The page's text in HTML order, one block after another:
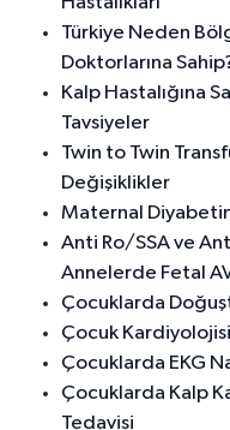
Türkiye Neden
Doktorlarına
Kalp Hastalığına
Tavsiyeler
Twin to Twin
Değişiklikler
Maternal
Anti Ro/SSA ve
Annelerde Fetal
Çocuklarda
Çocuk
Çocuklarda EKG
Çocuklarda Kalp
Tedavisi